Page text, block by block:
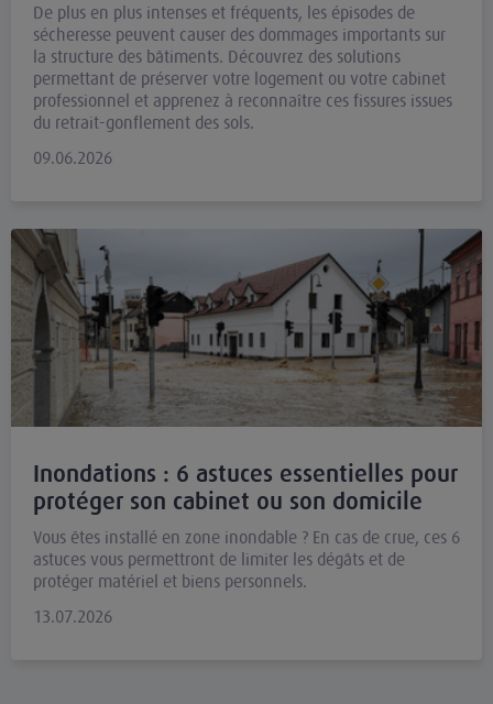
De plus en plus intenses et fréquents, les épisodes de
sécheresse peuvent causer des dommages importants sur
la structure des bâtiments. Découvrez des solutions
permettant de préserver votre logement ou votre cabinet
professionnel et apprenez à reconnaître ces fissures issues
du retrait-gonflement des sols.
09.06.2026
Inondations : 6 astuces essentielles pour
protéger son cabinet ou son domicile
Vous êtes installé en zone inondable ? En cas de crue, ces 6
astuces vous permettront de limiter les dégâts et de
protéger matériel et biens personnels.
13.07.2026